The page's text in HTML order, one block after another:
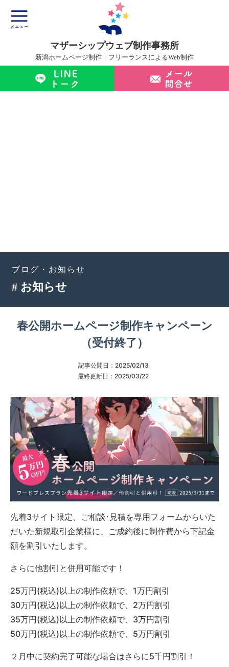
マザーシップウェブ制作事務所
新潟ホームページ制作｜フリーランスによるWeb制作
マザーシップについて
ホームページ制作サービス
ブログ・お知らせ
# お知らせ
春公開ホームページ制作キャンペーン
（受付終了）
記事公開日： 2025/02/13
最終更新日： 2025/03/22
先着3サイト限定、ご相談･見積を専用フォームからいた
だいた新規取引企業様に、ご成約後に制作費から下記金
額を割引いたします。
さらに他割引と併用可能です！
25万円(税込)以上の制作依頼で、1万円割引
30万円(税込)以上の制作依頼で、2万円割引
35万円(税込)以上の制作依頼で、3万円割引
50万円(税込)以上の制作依頼で、5万円割引
２月中に契約完了可能な場合はさらに5千円割引！